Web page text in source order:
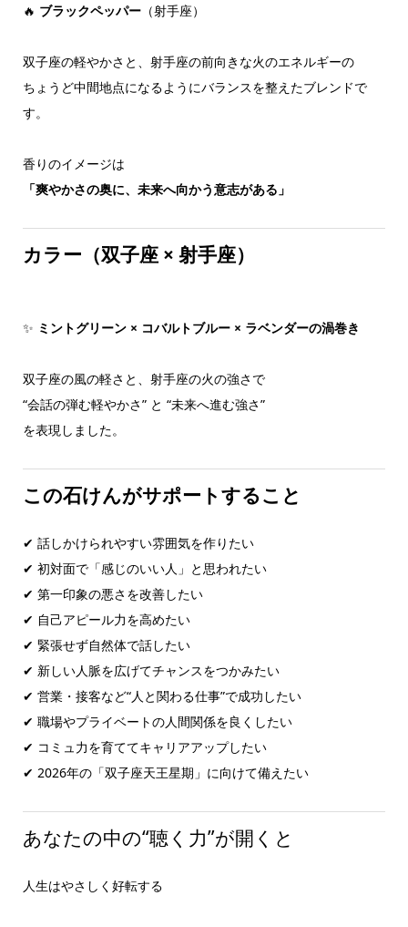
🔥 ブラックペッパー（射手座）
双子座の軽やかさと、射手座の前向きな火のエネルギーの
ちょうど中間地点になるようにバランスを整えたブレンドで
す。
香りのイメージは
「爽やかさの奥に、未来へ向かう意志がある」
カラー（双子座 × 射手座）
✨ ミントグリーン × コバルトブルー × ラベンダーの渦巻き
双子座の風の軽さと、射手座の火の強さで
“会話の弾む軽やかさ” と “未来へ進む強さ”
を表現しました。
この石けんがサポートすること
✔ 話しかけられやすい雰囲気を作りたい
✔ 初対面で「感じのいい人」と思われたい
✔ 第一印象の悪さを改善したい
✔ 自己アピール力を高めたい
✔ 緊張せず自然体で話したい
✔ 新しい人脈を広げてチャンスをつかみたい
✔ 営業・接客など“人と関わる仕事”で成功したい
✔ 職場やプライベートの人間関係を良くしたい
✔ コミュ力を育ててキャリアアップしたい
✔ 2026年の「双子座天王星期」に向けて備えたい
あなたの中の“聴く力”が開くと
人生はやさしく好転する